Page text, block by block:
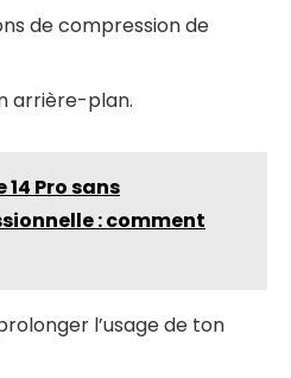
de compression de
arrière-plan.
14 Pro sans
: comment
l’usage de ton